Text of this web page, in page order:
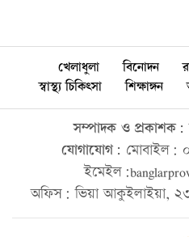
খেলাধুলা বিনোদন
স্বাস্থ্য চিকিৎসা
শিক্ষাঙ্গন
সম্পাদক ও প্রকাশক:
যোগাযোগ: মোবাইল:
অফিস: ভিয়া আকুইলাইয়া,